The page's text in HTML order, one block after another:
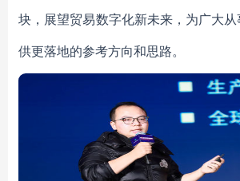
块，展望贸易数字化新未来，为广大
供更落地的参考方向和思路。